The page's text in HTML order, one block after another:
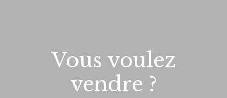
Vous voulez
vendre ?